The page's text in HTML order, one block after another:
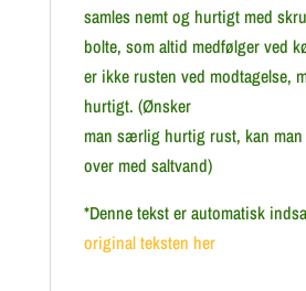
samles nemt og hurtigt med
bolte, som altid medfølger ved
er ikke rusten ved modtagelse,
hurtigt. (Ønsker
man særlig hurtig rust, kan
over med saltvand)
*Denne tekst er automatisk
original teksten her